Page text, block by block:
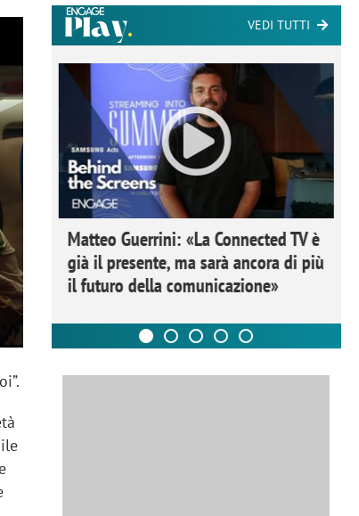
VEDI TUTTI
Matteo Guerrini: «La Connected TV è
già il presente, ma sarà ancora di più
il futuro della comunicazione»